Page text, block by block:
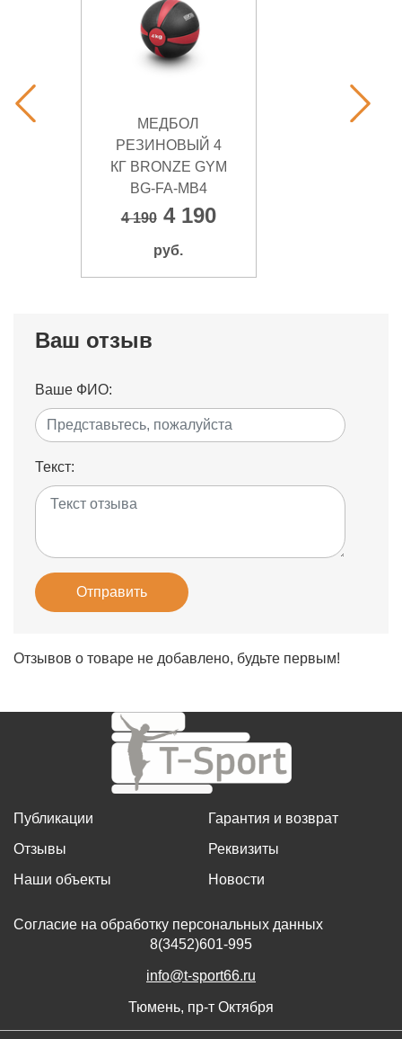
МЕДБОЛ
РЕЗИНОВЫЙ 4
КГ BRONZE GYM
BG-FA-MB4
4 1904 190
руб.
Ваш отзыв
Ваше ФИО:
Текст:
Отправить
Отзывов о товаре не добавлено, будьте первым!
Публикации
Отзывы
Наши объекты
Гарантия и возврат
Реквизиты
Новости
Согласие на обработку персональных данных
8(3452)601-995
info@t-sport66.ru
Тюмень, пр-т Октября